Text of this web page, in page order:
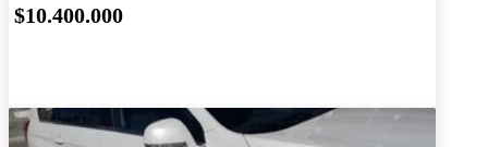
$10.400.000